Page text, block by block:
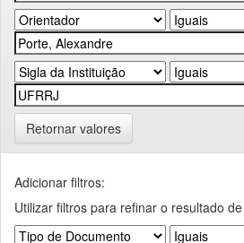
Retornar valores
Adicionar filtros:
Utilizar filtros para refinar o resultado